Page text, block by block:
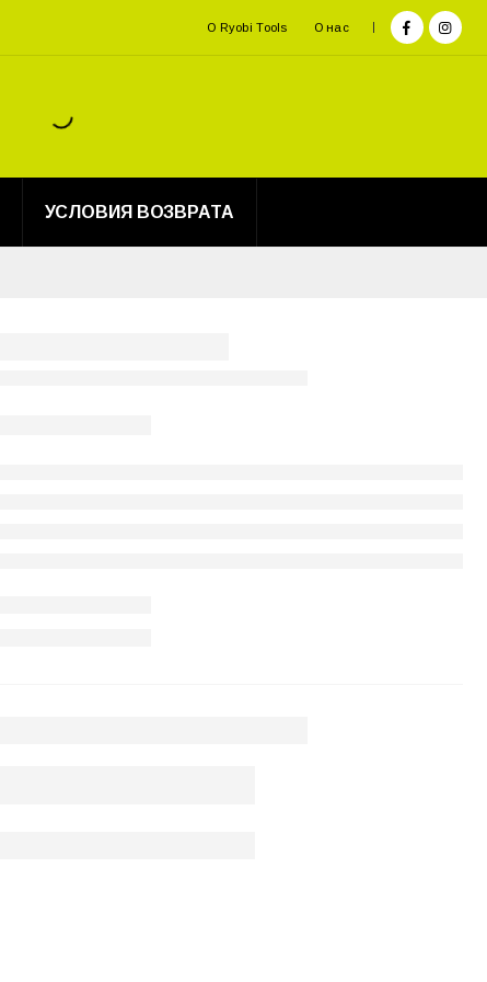
О Ryobi Tools О нас
УСЛОВИЯ ВОЗВРАТА